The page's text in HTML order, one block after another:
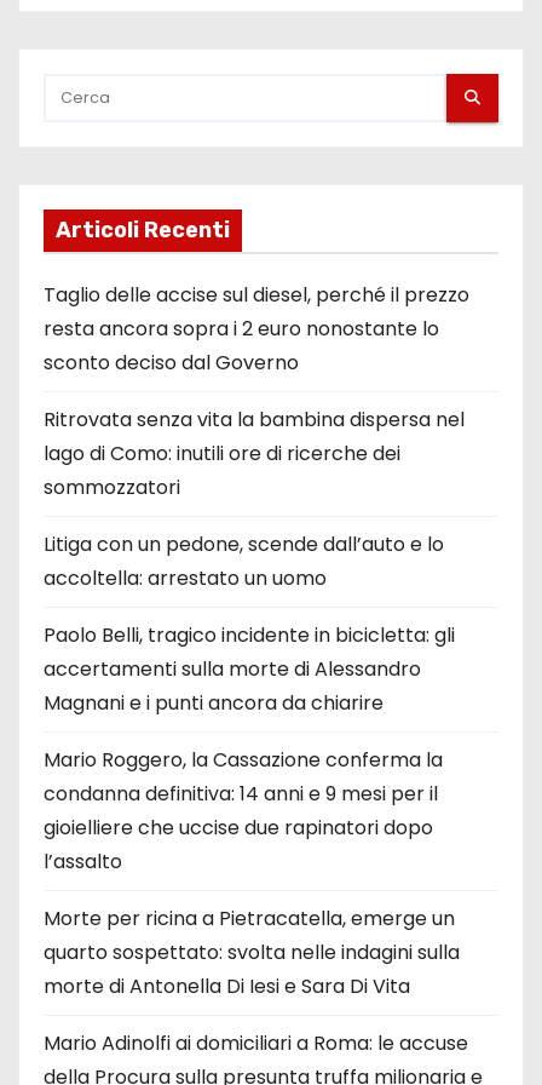
Articoli Recenti
Taglio delle accise sul diesel, perché il prezzo
resta ancora sopra i 2 euro nonostante lo
sconto deciso dal Governo
Ritrovata senza vita la bambina dispersa nel
lago di Como: inutili ore di ricerche dei
sommozzatori
Litiga con un pedone, scende dall’auto e lo
accoltella: arrestato un uomo
Paolo Belli, tragico incidente in bicicletta: gli
accertamenti sulla morte di Alessandro
Magnani e i punti ancora da chiarire
Mario Roggero, la Cassazione conferma la
condanna definitiva: 14 anni e 9 mesi per il
gioielliere che uccise due rapinatori dopo
l’assalto
Morte per ricina a Pietracatella, emerge un
quarto sospettato: svolta nelle indagini sulla
morte di Antonella Di Iesi e Sara Di Vita
Mario Adinolfi ai domiciliari a Roma: le accuse
della Procura sulla presunta truffa milionaria e